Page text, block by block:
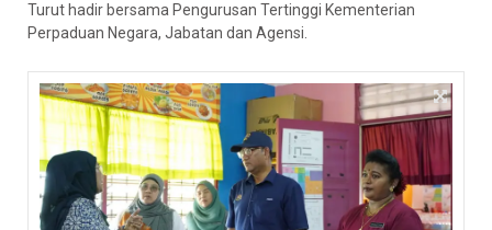
Turut hadir bersama Pengurusan Tertinggi Kementerian
Perpaduan Negara, Jabatan dan Agensi.